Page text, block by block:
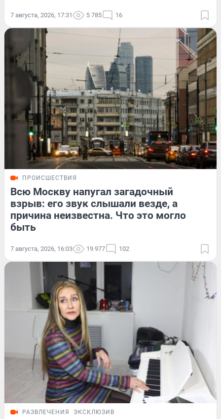
7 августа, 2026, 17:31 5 785 16
ПРОИСШЕСТВИЯ
Всю Москву напугал загадочный
взрыв: его звук слышали везде, а
причина неизвестна. Что это могло
быть
7 августа, 2026, 16:03 19 977 102
РАЗВЛЕЧЕНИЯ ЭКСКЛЮЗИВ